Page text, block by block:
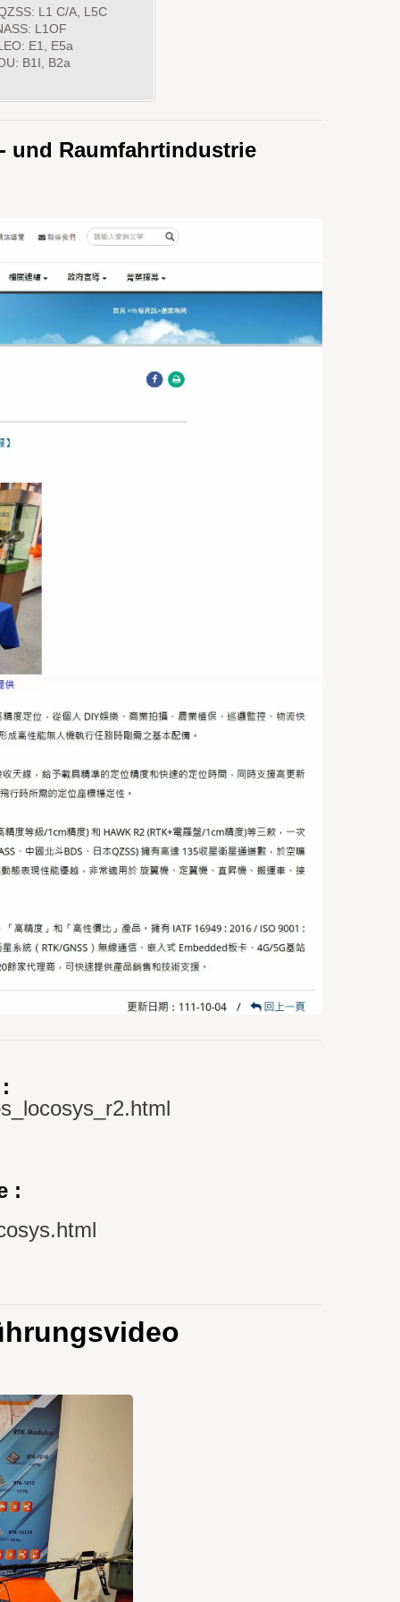
L1 C/A, L5C
L1OF
E1, E5a
B1I, B2a
und Raumfahrtindustrie
: